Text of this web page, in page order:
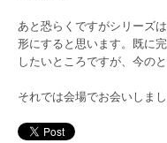
あと恐らくですがシリーズ
形にすると思います。既に
したいところですが、今の
それでは会場でお会いしま